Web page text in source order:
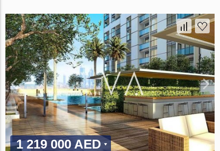
1 219 000 AED